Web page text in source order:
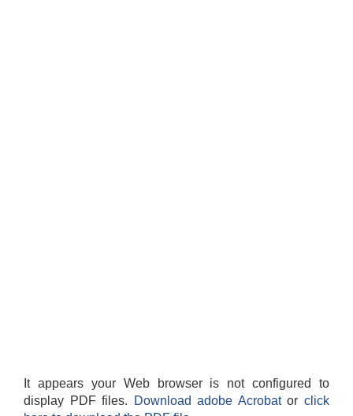
It appears your Web browser is not configured to
display PDF files.
Download adobe Acrobatorclick